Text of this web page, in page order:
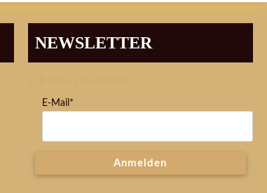
NEWSLETTER
E-Mail*
Anmelden